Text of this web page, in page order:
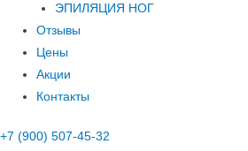
ЭПИЛЯЦИЯ НОГ
Отзывы
Цены
Акции
Контакты
+7 (900) 507-45-32